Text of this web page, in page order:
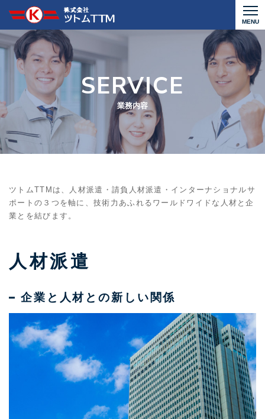
トップページ
業務内容
会社情報
採用情報
業務内容
ツトムTTMは、人材派遣・請負人材派遣・インターナショナルサ
ポートの３つを軸に、技術力あふれるワールドワイドな人材と企
業とを結びます。
人材派遣
企業と人材との新しい関係